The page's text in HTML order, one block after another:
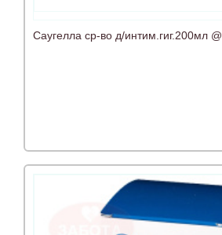
Саугелла ср-во д/интим.гиг.200мл @